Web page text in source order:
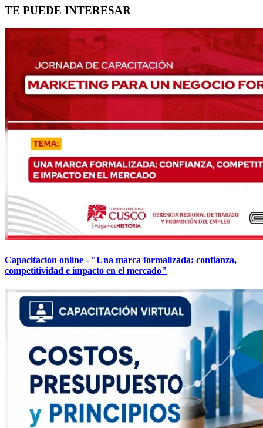
TE PUEDE INTERESAR
Capacitación online - "Una marca formalizada: confianza,
competitividad e impacto en el mercado"